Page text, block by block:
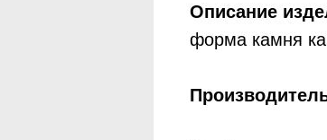
Описание
форма камня